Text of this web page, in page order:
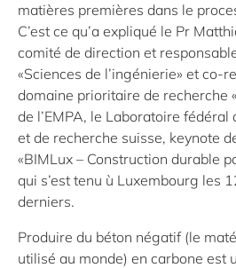
matières premières dans le
C’est ce qu’a expliqué le Pr
comité de direction et
«Sciences de l’ingénierie» et co-
domaine prioritaire de recherche
de l’EMPA, le Laboratoire
et de recherche suisse, keynote
«BIMLux – Construction durable
qui s’est tenu ù Luxembourg les
derniers.
Produire du béton négatif (le
utilisé au monde) en carbone est